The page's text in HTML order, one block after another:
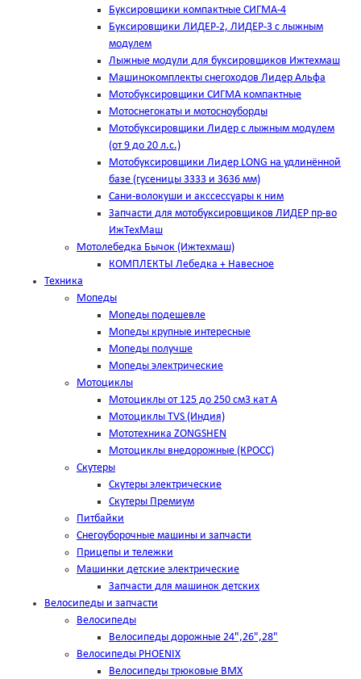
Буксировщики компактные СИГМА-4
Буксировщики ЛИДЕР-2, ЛИДЕР-3 c лыжным
модулем
Лыжные модули для буксировщиков Ижтехмаш
Машинокомплекты снегоходов Лидер Альфа
Мотобуксировщики СИГМА компактные
Мотоснегокаты и мотосноуборды
Мотобуксировщики Лидер с лыжным модулем
(от 9 до 20 л.с.)
Мотобуксировщики Лидер LONG на удлинённой
базе (гусеницы 3333 и 3636 мм)
Сани-волокуши и акссессуары к ним
Запчасти для мотобуксировщиков ЛИДЕР пр-во
ИжТехМаш
Мотолебедка Бычок (Ижтехмаш)
КОМПЛЕКТЫ Лебедка + Навесное
Техника
Мопеды
Мопеды подешевле
Мопеды крупные интересные
Мопеды получше
Мопеды электрические
Мотоциклы
Мотоциклы от 125 до 250 см3 кат А
Мотоциклы TVS (Индия)
Мототехника ZONGSHEN
Мотоциклы внедорожные (КРОСС)
Скутеры
Скутеры электрические
Скутеры Премиум
Питбайки
Снегоуборочные машины и запчасти
Прицепы и тележки
Машинки детские электрические
Запчасти для машинок детских
Велосипеды и запчасти
Велосипеды
Велосипеды дорожные 24",26",28"
Велосипеды PHOENIX
Велосипеды трюковые BMX